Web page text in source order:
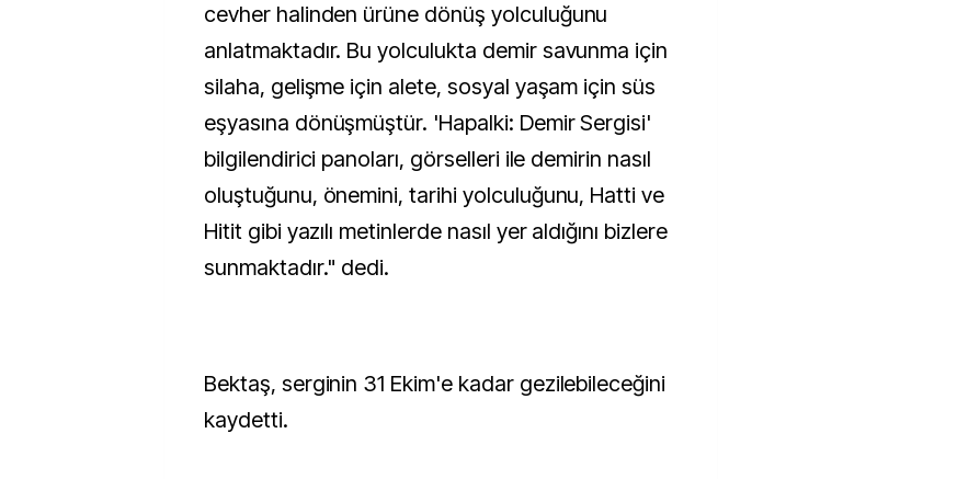
cevher halinden ürüne dönüş yolculuğunu
anlatmaktadır. Bu yolculukta demir savunma için
silaha, gelişme için alete, sosyal yaşam için süs
eşyasına dönüşmüştür. 'Hapalki: Demir Sergisi'
bilgilendirici panoları, görselleri ile demirin nasıl
oluştuğunu, önemini, tarihi yolculuğunu, Hatti ve
Hitit gibi yazılı metinlerde nasıl yer aldığını bizlere
sunmaktadır." dedi.
Bektaş, serginin 31 Ekim'e kadar gezilebileceğini
kaydetti.